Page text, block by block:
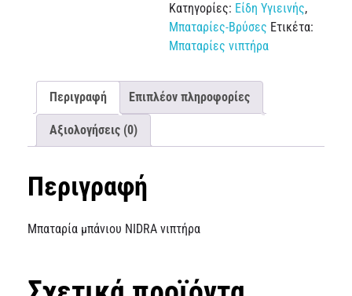
Κατηγορίες: Είδη Υγιεινής,
Μπαταρίες-Βρύσες Ετικέτα:
Μπαταρίες νιπτήρα
Περιγραφή Επιπλέον πληροφορίες
Αξιολογήσεις (0)
Περιγραφή
Μπαταρία μπάνιου NIDRA νιπτήρα